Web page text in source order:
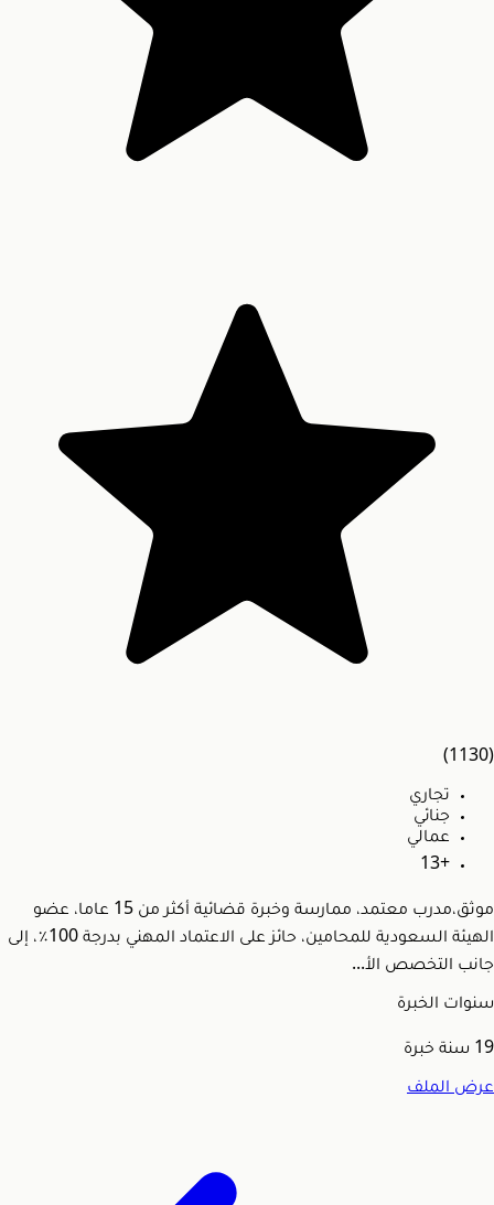
(1130)
تجاري
جنائي
عمالي
+13
موثق،مدرب معتمد، ممارسة وخبرة قضائية أكثر من 15 عاما، عضو
الهيئة السعودية للمحامين، حائز على الاعتماد المهني بدرجة 100٪، إلى
جانب التخصص الأ...
سنوات الخبرة
19 سنة خبرة
عرض الملف